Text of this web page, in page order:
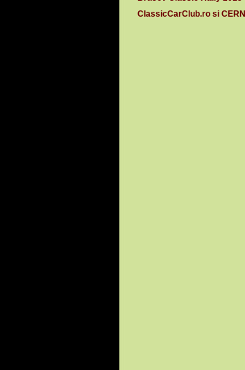
ClassicCarClub.ro si CERN